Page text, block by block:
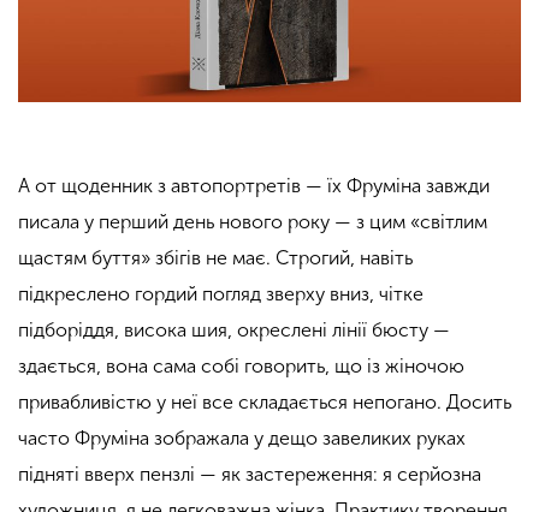
А от щоденник з автопортретів — їх Фруміна завжди
писала у перший день нового року — з цим «світлим
щастям буття» збігів не має. Строгий, навіть
підкреслено гордий погляд зверху вниз, чітке
підборіддя, висока шия, окреслені лінії бюсту —
здається, вона сама собі говорить, що із жіночою
привабливістю у неї все складається непогано. Досить
часто Фруміна зображала у дещо завеликих руках
підняті вверх пензлі — як застереження: я серйозна